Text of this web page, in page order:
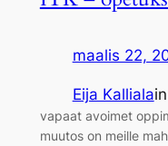
maalis 22,
Eija Kallialain
vapaat avoimet
muutos on meille